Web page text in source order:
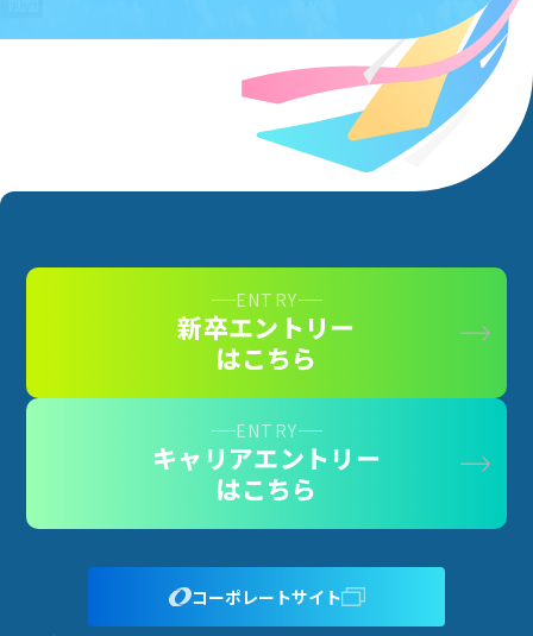
ENTRY
新卒エントリー
はこちら
ENTRY
キャリアエントリー
はこちら
コーポレートサイト